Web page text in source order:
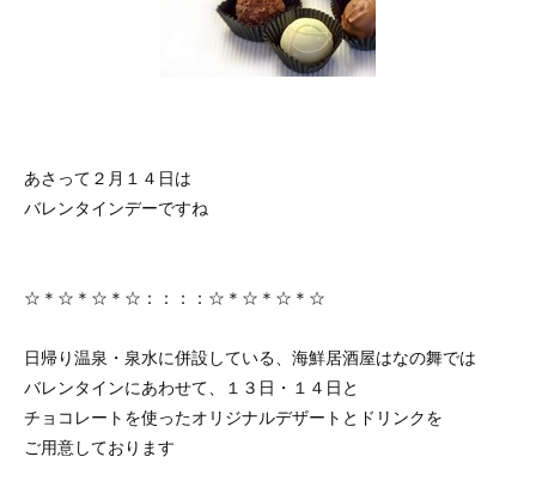
あさって２月１４日は
バレンタインデーですね
☆＊☆＊☆＊☆：：：：☆＊☆＊☆＊☆
日帰り温泉・泉水に併設している、海鮮居酒屋はなの舞では
バレンタインにあわせて、１３日・１４日と
チョコレートを使ったオリジナルデザートとドリンクを
ご用意しております